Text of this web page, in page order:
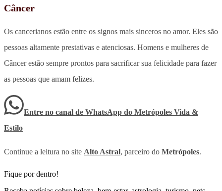
Câncer
Os cancerianos estão entre os signos mais sinceros no amor. Eles são
pessoas altamente prestativas e atenciosas. Homens e mulheres de
Câncer estão sempre prontos para sacrificar sua felicidade para fazer
as pessoas que amam felizes.
Entre no canal de WhatsApp do Metrópoles Vida &
Estilo
Continue a leitura no site Alto Astral, parceiro do Metrópoles.
Fique por dentro!